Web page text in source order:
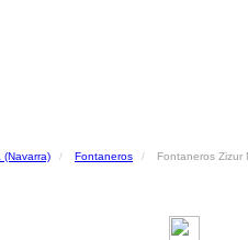
(Navarra) Fontaneros Fontaneros Zizur